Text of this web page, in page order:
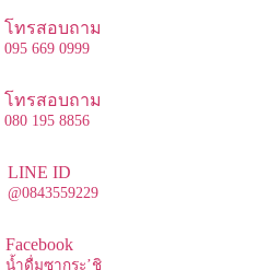
โทรสอบถาม
095 669 0999
โทรสอบถาม
080 195 8856
LINE ID
@0843559229
Facebook
น้ำดื่มซากุระ’ชิ